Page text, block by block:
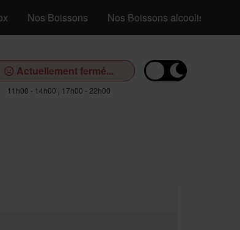
Nos Boissons Nos Boissons alcoolisés
Actuellement fermé...
11h00 - 14h00 | 17h00 - 22h00